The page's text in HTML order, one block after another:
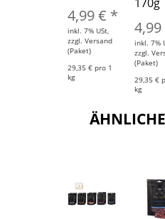
4,99 € *
inkl. 7% USt,
zzgl. Versand
(Paket)
29,35 € pro 1
kg
4,99
inkl. 7%
zzgl.
(Paket)
29,35 €
kg